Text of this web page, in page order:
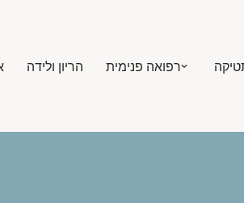
רפואה פנימית הריון ולידה